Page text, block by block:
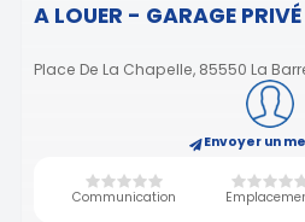
A LOUER - GARAGE PRIVÉ
Place De La Chapelle, 85550 La
Envoyer un
Communication